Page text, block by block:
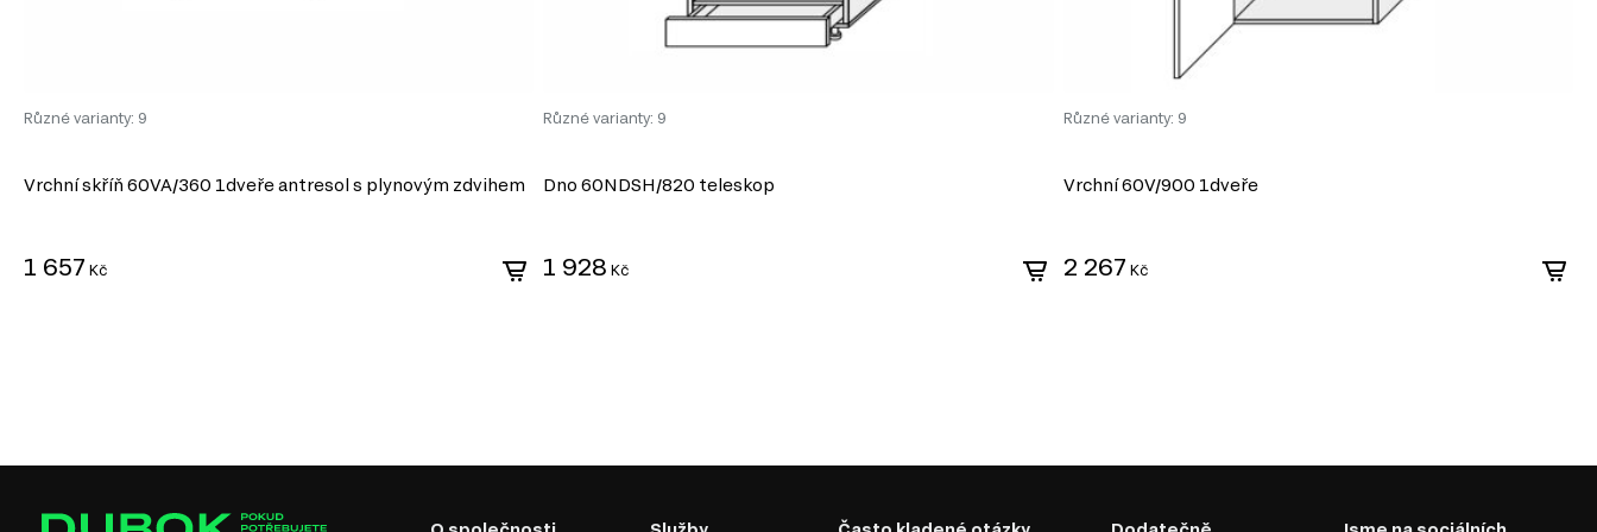
Různé varianty: 9
Vrchní skříň 60VA/360 1dveře antresol s plynovým zdvihem
1 657 Kč
Různé varianty: 9
Dno 60NDSH/820 teleskop
1 928 Kč
Různé varianty: 9
Vrchní 60V/900 1dveře
2 267 Kč